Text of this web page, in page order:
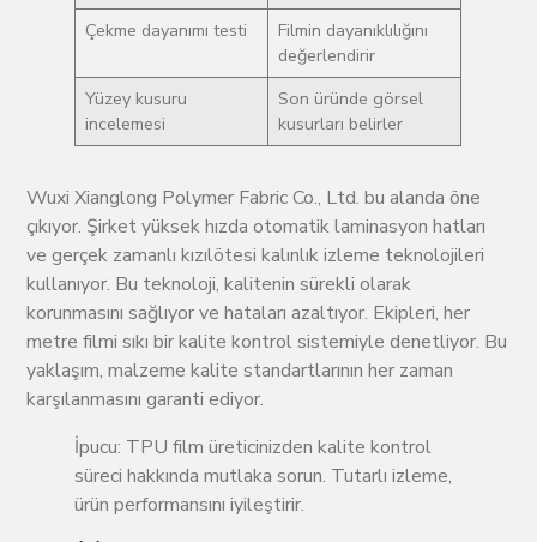
Çekme dayanımı testi
Filmin dayanıklılığını
değerlendirir
Yüzey kusuru
incelemesi
Son üründe görsel
kusurları belirler
Wuxi Xianglong Polymer Fabric Co., Ltd. bu alanda öne
çıkıyor. Şirket yüksek hızda otomatik laminasyon hatları
ve gerçek zamanlı kızılötesi kalınlık izleme teknolojileri
kullanıyor. Bu teknoloji, kalitenin sürekli olarak
korunmasını sağlıyor ve hataları azaltıyor. Ekipleri, her
metre filmi sıkı bir kalite kontrol sistemiyle denetliyor. Bu
yaklaşım, malzeme kalite standartlarının her zaman
karşılanmasını garanti ediyor.
İpucu: TPU film üreticinizden kalite kontrol
süreci hakkında mutlaka sorun. Tutarlı izleme,
ürün performansını iyileştirir.